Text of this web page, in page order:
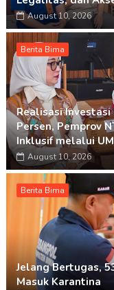
August 10, 2026
Berita Bima
Realisasi Investasi
Persen, Pemprov
Inklusif melalui
August 10, 2026
Berita Bima
Jelang Bertugas,
Masuk Karantina